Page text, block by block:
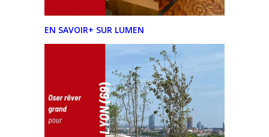
EN SAVOIR+ SUR LUMEN